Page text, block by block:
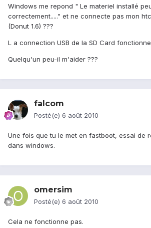
Windows me repond " Le materiel installé
correctement....." et ne connecte pas mon
(Donut 1.6) ???
L a connection USB de la SD Card
Quelqu'un peu-il m'aider ???
falcom
Posté(e) 6 août 2010
Une fois que tu le met en fastboot, essai de
dans windows.
omersim
Posté(e) 6 août 2010
Cela ne fonctionne pas.